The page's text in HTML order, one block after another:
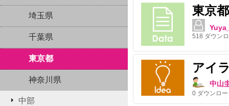
埼玉県
千葉県
東京都
神奈川県
中部
東京
518 ダウン
アイ
中山
0 ダウンロ